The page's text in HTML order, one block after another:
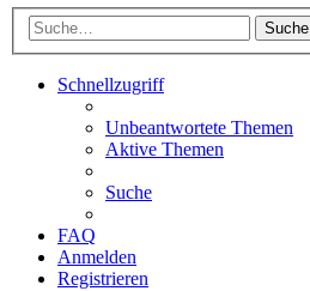
Suche
Schnellzugriff
Unbeantwortete Themen
Aktive Themen
Suche
FAQ
Anmelden
Registrieren